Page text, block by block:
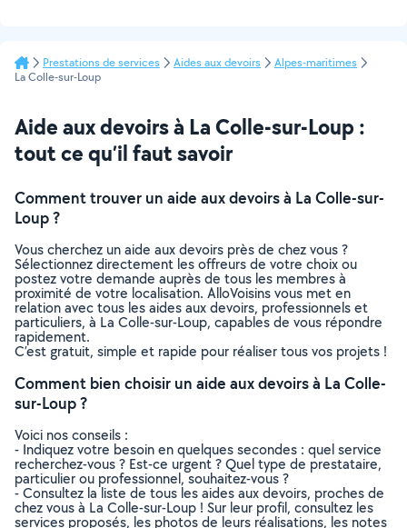
Prestations de services Aides aux devoirs
Alpes-maritimes
La Colle-sur-Loup
Aide aux devoirs à La Colle-sur-Loup :
tout ce qu’il faut savoir
Comment trouver un aide aux devoirs à La Colle-sur-
Loup ?
Vous cherchez un aide aux devoirs près de chez vous ?
Sélectionnez directement les offreurs de votre choix ou
postez votre demande auprès de tous les membres à
proximité de votre localisation. AlloVoisins vous met en
relation avec tous les aides aux devoirs, professionnels et
particuliers, à La Colle-sur-Loup, capables de vous répondre
rapidement.
C’est gratuit, simple et rapide pour réaliser tous vos projets !
Comment bien choisir un aide aux devoirs à La Colle-
sur-Loup ?
Voici nos conseils :
- Indiquez votre besoin en quelques secondes : quel service
recherchez-vous ? Est-ce urgent ? Quel type de prestataire,
particulier ou professionnel, souhaitez-vous ?
- Consultez la liste de tous les aides aux devoirs, proches de
chez vous à La Colle-sur-Loup ! Sur leur profil, consultez les
services proposés, les photos de leurs réalisations, les notes